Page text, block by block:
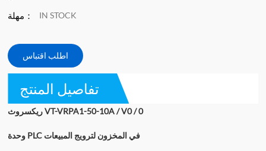
مهلة： IN STOCK
اطلب اقتباس
تفاصيل المنتج
ريكسروث VT-VRPA1-50-10A / V0 / 0
وحدة PLC في المخزون لترويج المبيعات